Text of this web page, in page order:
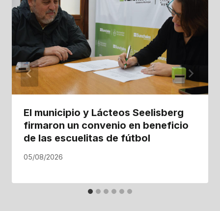
El municipio y Lácteos Seelisberg
firmaron un convenio en beneficio
de las escuelitas de fútbol
05/08/2026